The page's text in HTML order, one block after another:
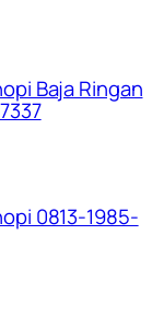
Baja Ringan
0813-1985-